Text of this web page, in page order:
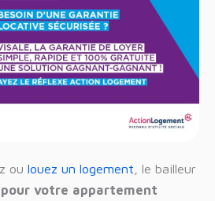
ou louez un logement , le bailleur
votre appartement